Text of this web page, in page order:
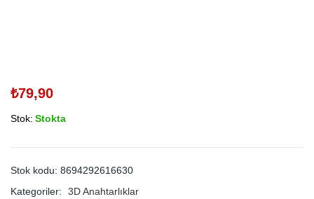
₺79,90
Stok: Stokta
Stok kodu: 8694292616630
Kategoriler:
3D Anahtarlıklar